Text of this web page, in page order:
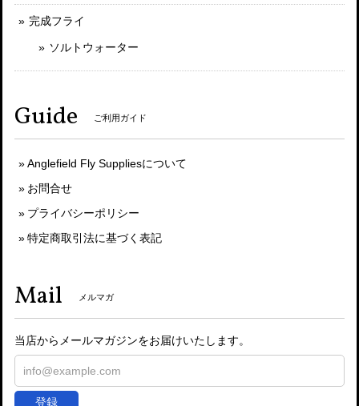
完成フライ
ソルトウォーター
Guide ご利用ガイド
Anglefield Fly Suppliesについて
お問合せ
プライバシーポリシー
特定商取引法に基づく表記
Mail メルマガ
当店からメールマガジンをお届けいたします。
登録